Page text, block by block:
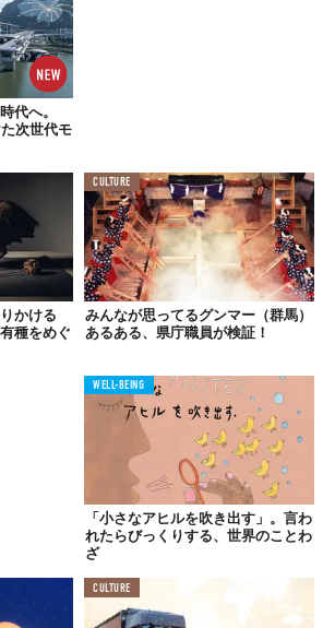
から見る今後の展望
ラダイムシフト
い生物を見つけたというニュース以上の
れまで「観察すること自体が破壊行為」
研究において、非侵襲的な撮影技術が標準
います。この技術の普及により、種の同定
し、海洋生物学の知見が爆発的に増える
化する重要性
トである中層域が、実は驚くべき生命の多
とが明らかになりました。今後、気候変動
に与える影響を正しく評価するためには、
正確なモニタリングが不可欠です。カメラ
が環境保護の判断を下すための強力なツー
あり方を根本から変えていくことでしょ
Camera Technology
代へ。
次世代モ
かける
種をめぐ
CULTURE
みんなが思ってるグンマー（群馬）
あるある、県庁職員が検証！
WELL-BEING
「小さなアヒルを吹き出す」。言わ
れたらびっくりする、世界のことわ
ざ
CULTURE